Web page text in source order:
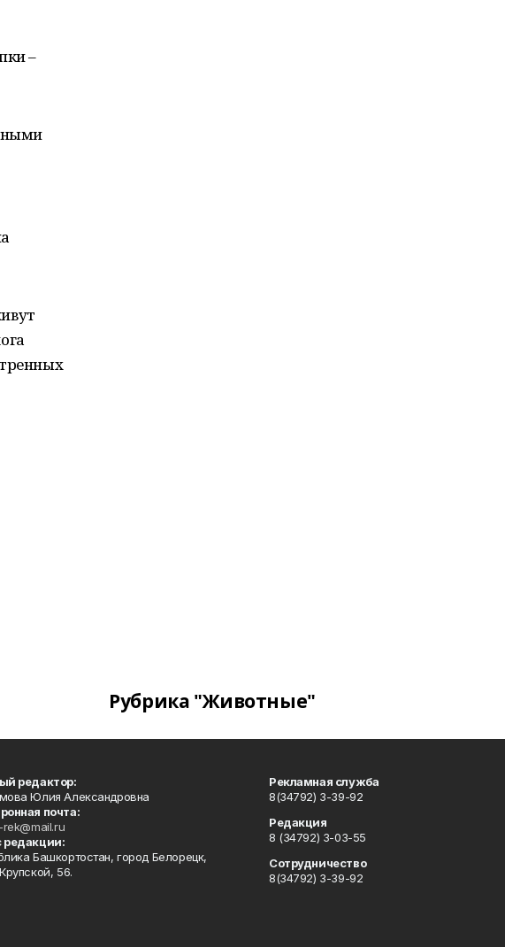
–
Рубрика "Животные"
редактор:
Юлия Александровна
почта:
редакции:
Башкортостан, город Белорецк,
56.
Рекламная служба
8(34792) 3-39-92
Редакция
8 (34792) 3-03-55
Сотрудничество
8(34792) 3-39-92